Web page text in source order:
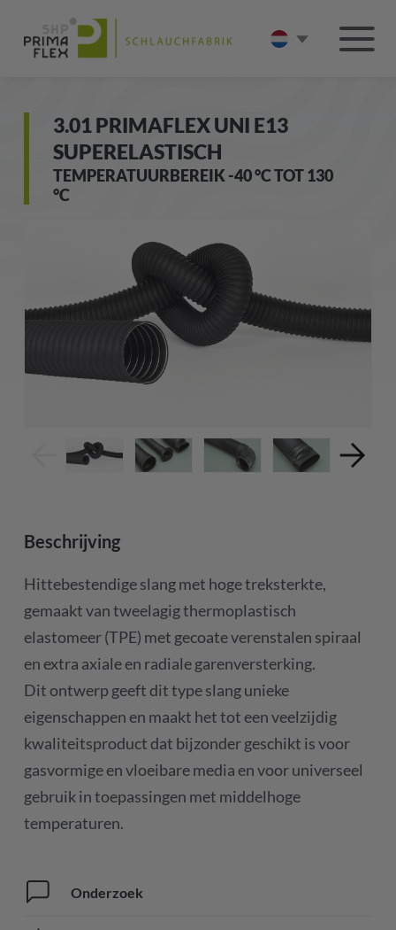
3.01 PRIMAFLEX UNI E13
SUPERELASTISCH
TEMPERATUURBEREIK -40 °C TOT 130
°C
Beschrijving
Hittebestendige slang met hoge treksterkte,
gemaakt van tweelagig thermoplastisch
elastomeer (TPE) met gecoate verenstalen spiraal
en extra axiale en radiale garenversterking.
Dit ontwerp geeft dit type slang unieke
eigenschappen en maakt het tot een veelzijdig
kwaliteitsproduct dat bijzonder geschikt is voor
gasvormige en vloeibare media en voor universeel
gebruik in toepassingen met middelhoge
temperaturen.
Onderzoek